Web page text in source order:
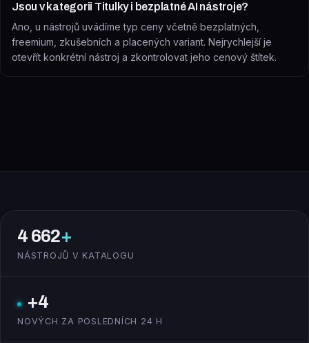
Jsou v kategorii Titulky i bezplatné AI nástroje?
Ano, u nástrojů uvádíme typ ceny včetně bezplatných,
freemium, zkušebních a placených variant. Nejrychlejší je
otevřít konkrétní nástroj a zkontrolovat jeho cenový štítek.
4 662+
NÁSTROJŮ V KATALOGU
+4
NOVÝCH ZA POSLEDNÍCH 24 H